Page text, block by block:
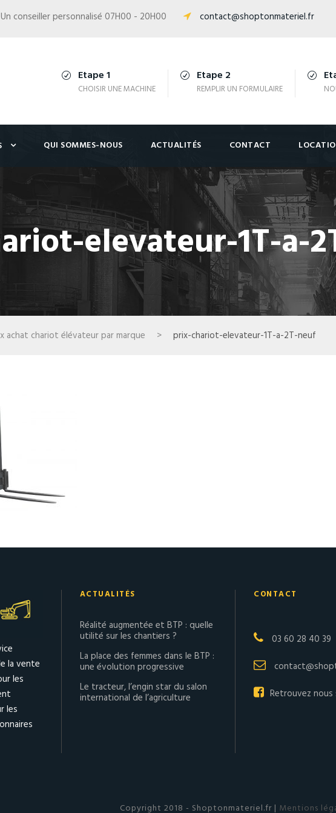
Un conseiller personnalisé 07H00 - 20H00 contact@shoptonmateriel.fr
Etape 1
CHOISIR UNE MACHINE
Etape 2
REMPLIR UN FORMULAIRE
QUI SOMMES-NOUS ACTUALITÉS CONTACT
elevateur-1T-a-
achat chariot élévateur par marque > prix-chariot-elevateur-1T-a-2T-neuf
la vente
les
les
ACTUALITÉS
Réalité augmentée et BTP : quelle
utilité sur les chantiers ?
La place des femmes dans le BTP :
une évolution progressive
Le tracteur, l’engin star du salon
international de l’agriculture
CONTACT
03 60 28 40 39
Retrouvez
Copyright 2018 - Shoptonmateriel.fr | Mentions